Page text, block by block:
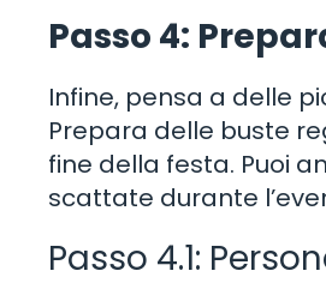
Passo 4:
Infine, pensa a delle
Prepara delle buste
fine della festa. Puoi
scattate durante
Passo 4.1: